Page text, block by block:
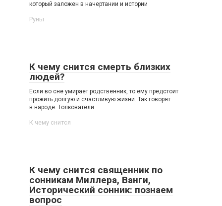
который заложен в начертании и истории
Руны
К чему снится смерть близких
людей?
Если во сне умирает родственник, то ему предстоит
прожить долгую и счастливую жизни. Так говорят
в народе. Толкователи
К чему снится
К чему снится священник по
сонникам Миллера, Ванги,
Исторический сонник: познаем
вопрос